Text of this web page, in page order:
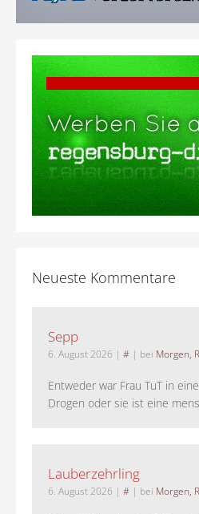
Neueste Kommentare
Sepp
6. August 2026 | # | bei Morgen,
Entweder war Frau TuT in
Drogen oder sie ist eine
Lauberzehrling
6. August 2026 | # | bei Morgen,